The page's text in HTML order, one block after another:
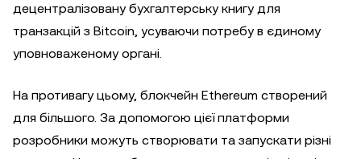
децентралізовану бухгалтерську книгу для
транзакцій з Bitcoin, усуваючи потребу в єдиному
уповноваженому органі.
На противагу цьому, блокчейн Ethereum створений
для більшого. За допомогою цієї платформи
розробники можуть створювати та запускати різні